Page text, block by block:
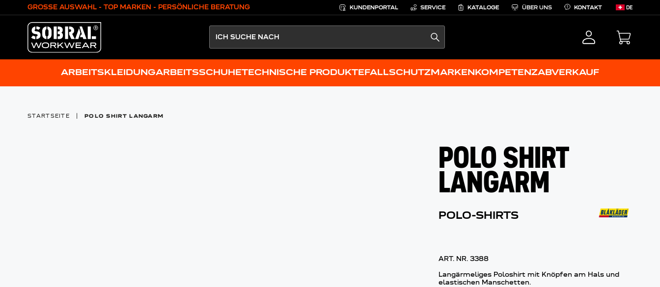
Zum Inhalt springen
GROSSE AUSWAHL - TOP MARKEN - PERSÖNLICHE BERATUNG KUNDENPORTAL SERVICE KATALOGE ÜBER UNS KONTAKT DE
SEARCH
ARBEITSKLEIDUNGARBEITSSCHUHETECHNISCHE PRODUKTEFALLSCHUTZMARKENKOMPETENZABVERKAUF
STARTSEITE POLO SHIRT LANGARM
POLO SHIRT
LANGARM
POLO-SHIRTS
ART. NR.3388
Langärmeliges Poloshirt mit Knöpfen am Hals und
elastischen Manschetten.